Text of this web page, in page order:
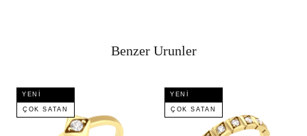
Benzer Urunler
YENI
ÇOK SATAN
YENI
ÇOK SATAN